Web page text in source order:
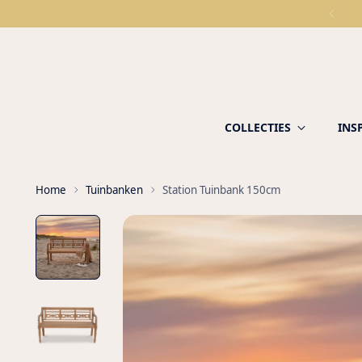
COLLECTIES
Home Tuinbanken Station Tuinbank 150cm